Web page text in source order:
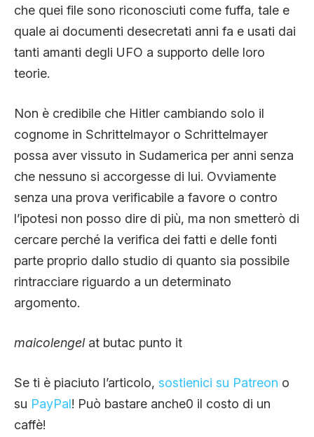
che quei file sono riconosciuti come fuffa, tale e
quale ai documenti desecretati anni fa e usati dai
tanti amanti degli UFO a supporto delle loro
teorie.
Non è credibile che Hitler cambiando solo il
cognome in Schrittelmayor o Schrittelmayer
possa aver vissuto in Sudamerica per anni senza
che nessuno si accorgesse di lui. Ovviamente
senza una prova verificabile a favore o contro
l’ipotesi non posso dire di più, ma non smetterò di
cercare perché la verifica dei fatti e delle fonti
parte proprio dallo studio di quanto sia possibile
rintracciare riguardo a un determinato
argomento.
maicolengelat butac punto it
Se ti è piaciuto l’articolo, sostienici su Patreon o
su PayPal! Può bastare anche0 il costo di un
caffè!